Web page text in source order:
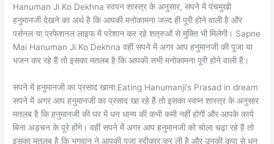
Hanuman Ji Ko Dekhna स्वपन शास्त्र के अनुसार, सपने में पंचमुखी
हनुमानजी देखने का अर्थ है कि आपकी मनोकामना जल्द ही पूरी होने वाली है और
पर्सनल या प्रफेशनल लाइफ में परेशान कर रहे शत्रुओं से मुक्ति भी मिलेगी। Sapne
Mai Hanuman Ji Ko Dekhna वहीं सपने में अगर आप हनुमानजी की पूजा या
भजन कर रहे हैं तो इसका मतलब है कि आपकी सभी मनोकामना पूरी होने वाली हैं।
सपने में हनुमानजी का प्रसाद खाना:Eating Hanumanji’s Prasad in dream
सपने में अगर आप हनुमानजी का प्रसाद खा रहे हैं तो इसका स्वप्न शास्त्र के अनुसार
मतलब है कि हनुमानजी की घर में धन धान्य की कभी कमी नहीं होगी और आपके कार्य
बिना अड़चन के पूरे होंगे। वहीं सपने में अगर आप हनुमानजी को चोला चढ़ा रहे हैं तो
इसका मतलब है कि भगवान ने आपकी पूजा स्वीकार कर ली है और उनकी कृपा से धन